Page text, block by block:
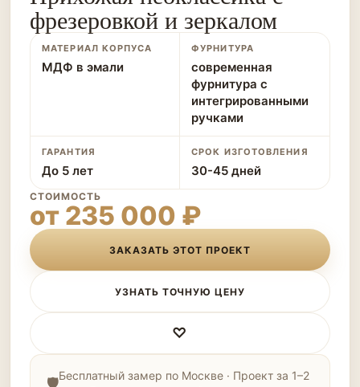
фрезеровкой и зеркалом
МАТЕРИАЛ КОРПУСА
МДФ в эмали
ФУРНИТУРА
современная
фурнитура с
интегрированными
ручками
ГАРАНТИЯ
До 5 лет
СРОК ИЗГОТОВЛЕНИЯ
30-45 дней
СТОИМОСТЬ
от 235 000 ₽
ЗАКАЗАТЬ ЭТОТ ПРОЕКТ
УЗНАТЬ ТОЧНУЮ ЦЕНУ
♡
Бесплатный замер по Москве · Проект за 1–2